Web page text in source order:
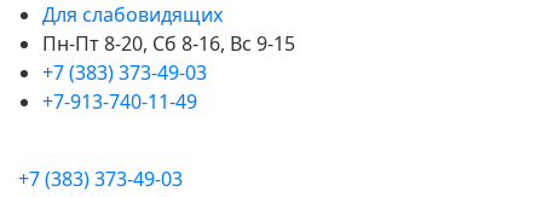
Для слабовидящих
Пн-Пт 8-20, Сб 8-16, Вс 9-15
+7 (383) 373-49-03
+7-913-740-11-49
+7 (383) 373-49-03